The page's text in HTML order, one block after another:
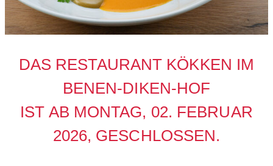
DAS RESTAURANT KÖKKEN IM
BENEN-DIKEN-HOF
IST AB MONTAG, 02. FEBRUAR
2026, GESCHLOSSEN.